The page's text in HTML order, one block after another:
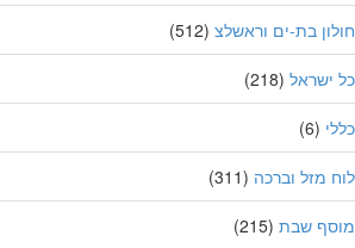
בת-ים וראשלצ(512)
(218)
(6)
מזל וברכה(311)
שבת(215)